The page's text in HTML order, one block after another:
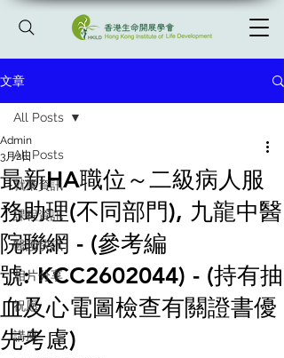
文章
All Posts
就業資訊
課程資訊
醫護快訊
相片分享
祝愿
講座
All Posts
最新HA職位～二級病人服
務助理(不同部門), 九龍中醫
院聯網 - (參考編
號: KCC2602044) - (持有抽
血及心電圖檢查有關證書優
先考慮)
Admin
3月2日